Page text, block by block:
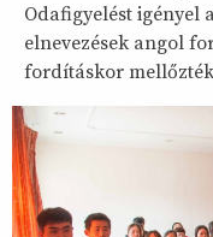
Odafigyelést igényel
elnevezések angol
fordításkor